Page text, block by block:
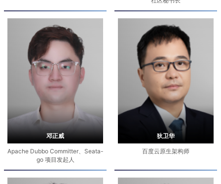
邓正威
Apache Dubbo Committer、Seata-
go 项目发起人
狄卫华
百度云原生架构师